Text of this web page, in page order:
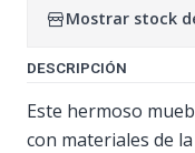
Mostrar stock
DESCRIPCIÓN
Este hermoso
con materiales de